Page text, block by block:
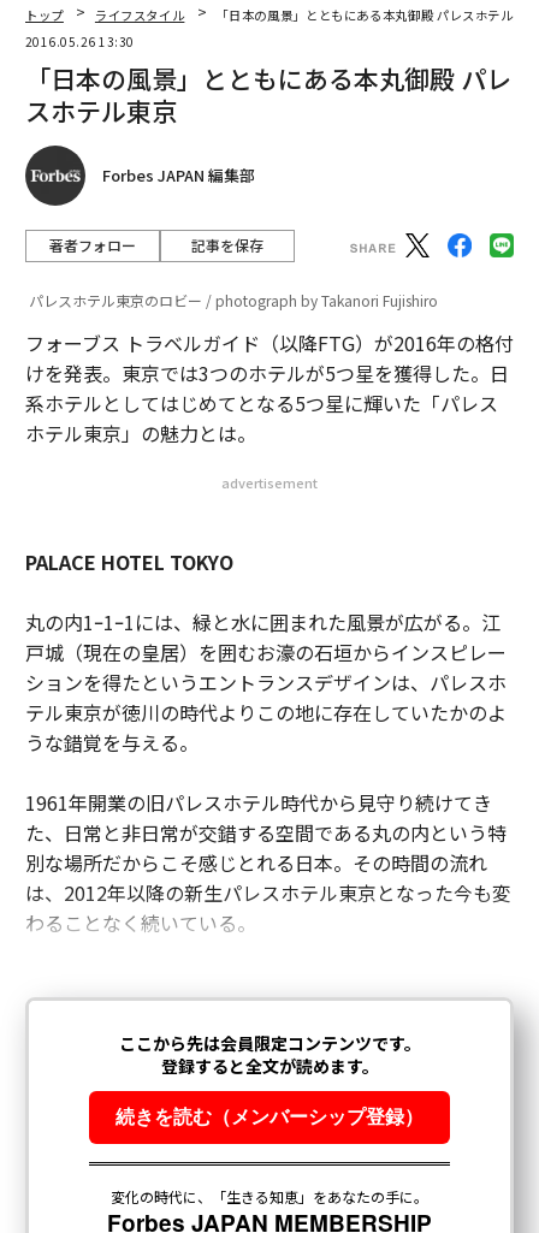
トップ ライフスタイル
「日本の風景」とともにある本丸御殿 パレスホテル東京
2016.05.26 13:30
「日本の風景」とともにある本丸御殿 パレ
スホテル東京
Forbes JAPAN 編集部
著者フォロー 記事を保存
パレスホテル東京のロビー / photograph by Takanori Fujishiro
フォーブス トラベルガイド（以降FTG）が2016年の格付
けを発表。東京では3つのホテルが5つ星を獲得した。日
系ホテルとしてはじめてとなる5つ星に輝いた「パレス
ホテル東京」の魅力とは。
advertisement
PALACE HOTEL TOKYO
丸の内1ｰ1ｰ1には、緑と水に囲まれた風景が広がる。江
戸城（現在の皇居）を囲むお濠の石垣からインスピレー
ションを得たというエントランスデザインは、パレスホ
テル東京が徳川の時代よりこの地に存在していたかのよ
うな錯覚を与える。
1961年開業の旧パレスホテル時代から見守り続けてき
た、日常と非日常が交錯する空間である丸の内という特
別な場所だからこそ感じとれる日本。その時間の流れ
は、2012年以降の新生パレスホテル東京となった今も変
わることなく続いている。